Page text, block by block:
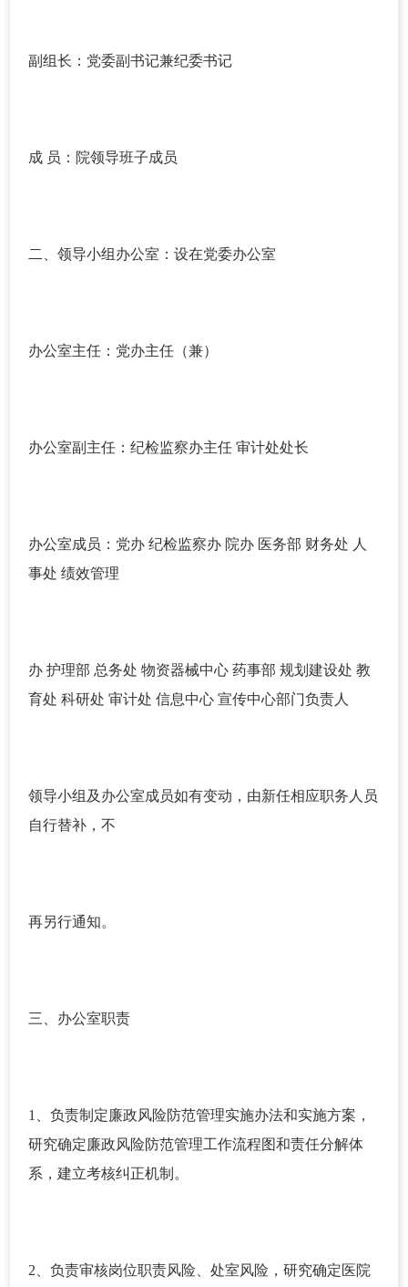
副组长：党委副书记兼纪委书记
成 员：院领导班子成员
二、领导小组办公室：设在党委办公室
办公室主任：党办主任（兼）
办公室副主任：纪检监察办主任 审计处处长
办公室成员：党办 纪检监察办 院办 医务部 财务处 人
事处 绩效管理
办 护理部 总务处 物资器械中心 药事部 规划建设处 教
育处 科研处 审计处 信息中心 宣传中心部门负责人
领导小组及办公室成员如有变动，由新任相应职务人员
自行替补，不
再另行通知。
三、办公室职责
1、负责制定廉政风险防范管理实施办法和实施方案，
研究确定廉政风险防范管理工作流程图和责任分解体
系，建立考核纠正机制。
2、负责审核岗位职责风险、处室风险，研究确定医院